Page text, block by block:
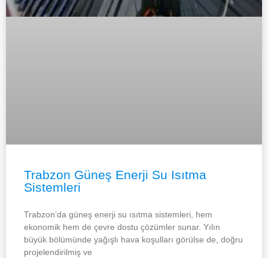
Trabzon Güneş Enerji Su Isıtma
Sistemleri
Trabzon’da güneş enerji su ısıtma sistemleri, hem
ekonomik hem de çevre dostu çözümler sunar. Yılın
büyük bölümünde yağışlı hava koşulları görülse de, doğru
projelendirilmiş ve